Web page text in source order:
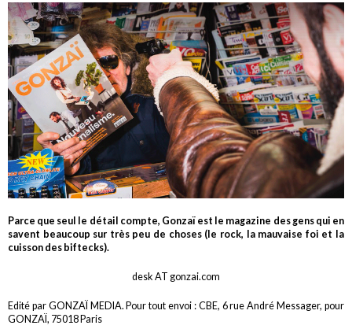
Parce que seul le détail compte, Gonzaï est le magazine des gens qui en
savent beaucoup sur très peu de choses (le rock, la mauvaise foi et la
cuisson des biftecks).
desk AT gonzai.com
Edité par GONZAÏ MEDIA. Pour tout envoi : CBE, 6 rue André Messager, pour
GONZAÏ, 75018 Paris